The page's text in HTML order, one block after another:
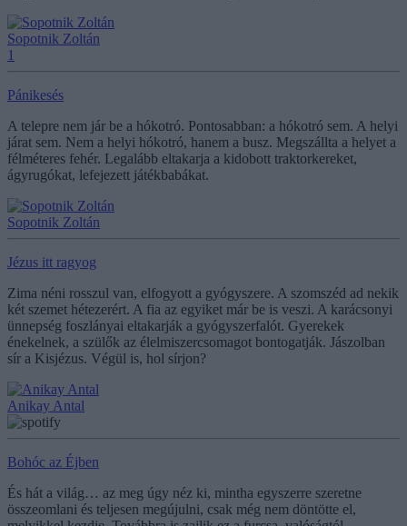
Sopotnik Zoltán
1
Pánikesés
A telepre nem jár be a hókotró. Pontosabban: a hókotró sem. A helyi
járat sem. Nem a helyi hókotró, hanem a busz. Megszállta a helyet a
félméteres fehér. Legalább eltakarja a kidobott traktorkereket,
ágyrugókat, lefejezett játékbabákat.
Sopotnik Zoltán
Jézus itt ragyog
Zima néni rosszul van, elfogyott a gyógyszere. A szomszéd ad nekik
két szemet hétezerért. A fia az egyiket már be is veszi. A karácsonyi
ünnepség foszlányai eltakarják a gyógyszerfalót. Gyerekek
énekelnek, a szülők az élelmiszercsomagot bontogatják. Jászolban
sír a Kisjézus. Végül is, hol sírjon?
Anikay Antal
Bohóc az Éjben
És hát a világ… az meg úgy néz ki, mintha egyszerre szeretne
összeomlani és teljesen megújulni, csak még nem döntötte el,